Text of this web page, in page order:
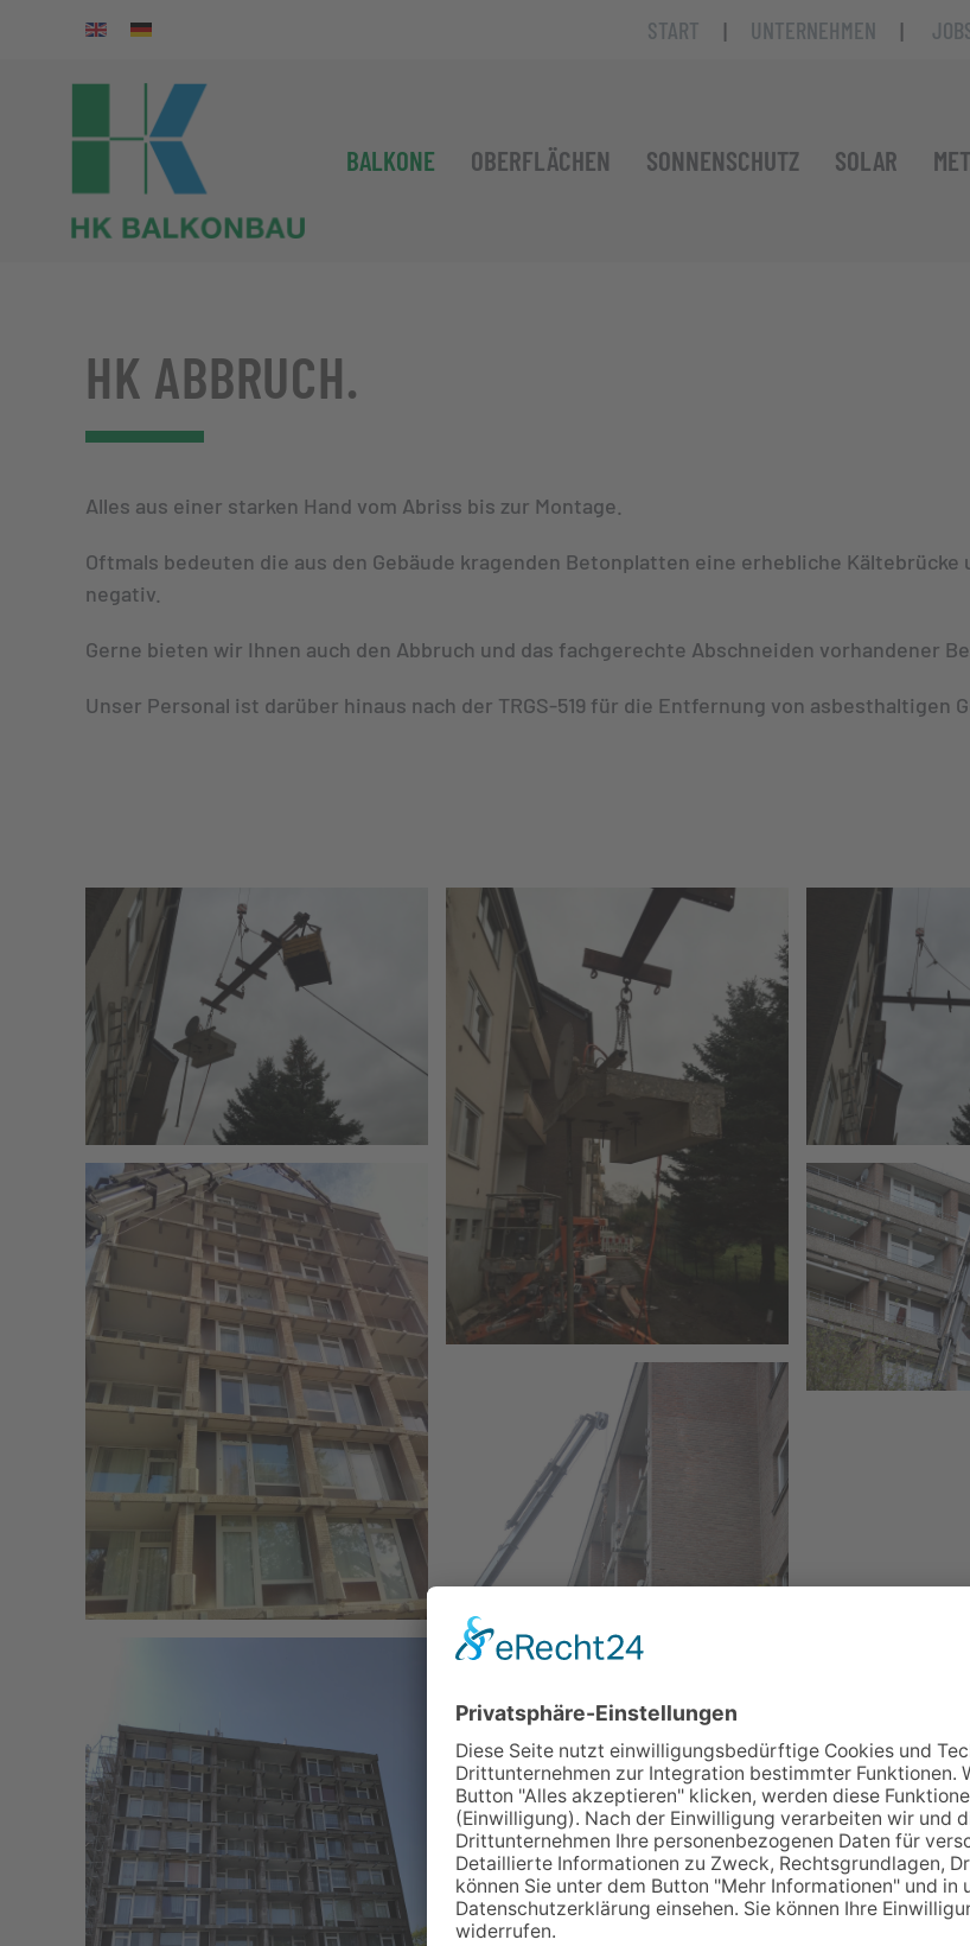
START | UNTERNEHMEN |
BALKONE OBERFLÄCHEN SONNENSCHUTZ SOLAR
HK ABBRUCH.
Alles aus einer starken Hand vom Abriss bis zur Montage.
Oftmals bedeuten die aus den Gebäude kragenden Betonplatten eine erhebliche
negativ.
Gerne bieten wir Ihnen auch den Abbruch und das fachgerechte Abschneiden vorhandener
Unser Personal ist darüber hinaus nach der TRGS-519 für die Entfernung von asbesthaltigen